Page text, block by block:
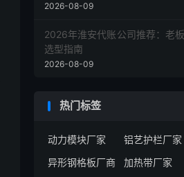
2026-08-09
2026年淮安代账公司推荐：老
选型指南
2026-08-09
热门标签
动力模块厂家 铝艺护栏厂家
异形钢格板厂商
加热带厂家